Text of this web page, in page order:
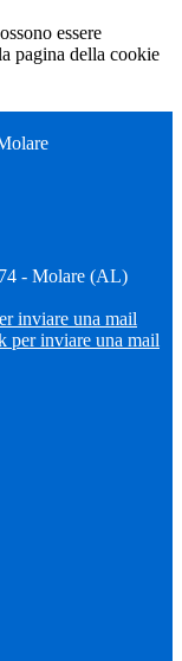
essere
pagina della cookie
- Molare (AL)
inviare una mail
per inviare una mail